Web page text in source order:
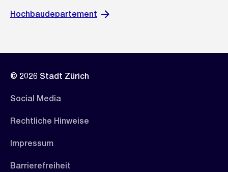
Hochbaudepartement
© 2026 Stadt Zürich
Social Media
Rechtliche Hinweise
Impressum
Barrierefreiheit